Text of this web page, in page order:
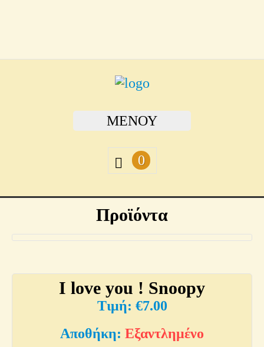
ΜΕΝΟΎ
0
Προϊόντα
I love you ! Snoopy
€7.00
Εξαντλημένο